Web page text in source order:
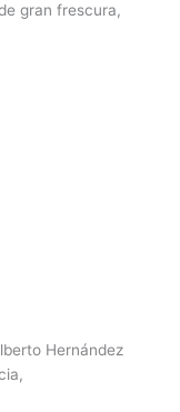
gran frescura,
Hernández